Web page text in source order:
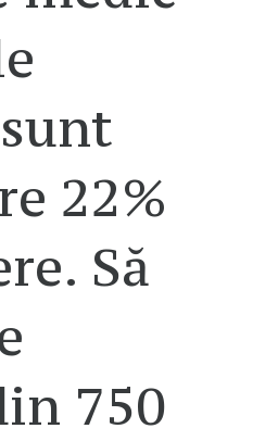
22%
Să
750